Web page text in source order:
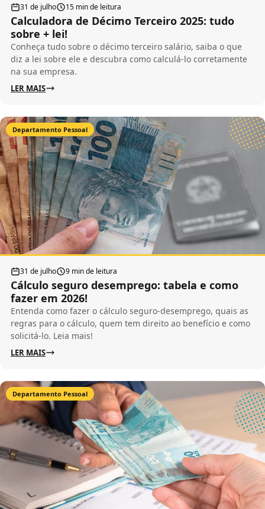
31 de julho 15 min de leitura
Calculadora de Décimo Terceiro 2025: tudo
sobre + lei!
Conheça tudo sobre o décimo terceiro salário, saiba o que
diz a lei sobre ele e descubra como calculá-lo corretamente
na sua empresa.
LER MAIS
Departamento Pessoal
31 de julho 9 min de leitura
Cálculo seguro desemprego: tabela e como
fazer em 2026!
Entenda como fazer o cálculo seguro-desemprego, quais as
regras para o cálculo, quem tem direito ao benefício e como
solicitá-lo. Leia mais!
LER MAIS
Departamento Pessoal